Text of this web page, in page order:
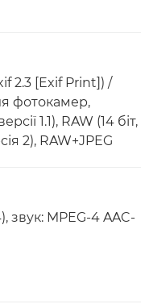
2.3 [Exif Print]) /
фотокамер,
1.1), RAW (14 біт,
2), RAW+JPEG
звук: MPEG-4 AAC-